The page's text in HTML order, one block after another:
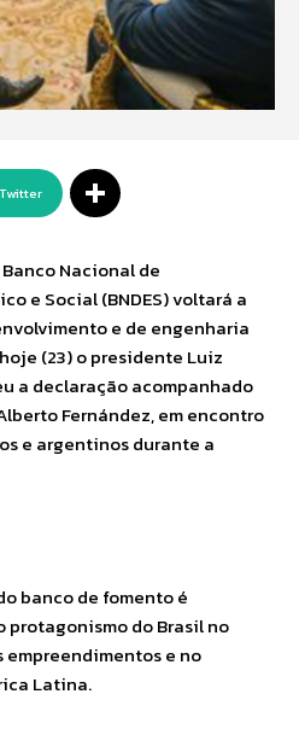
Twitter
Nacional de
e Social (BNDES) voltará a
e de engenharia
(23) o presidente Luiz
a declaração acompanhado
Fernández, em encontro
e argentinos durante a
banco de fomento é
do Brasil no
e no
Latina.